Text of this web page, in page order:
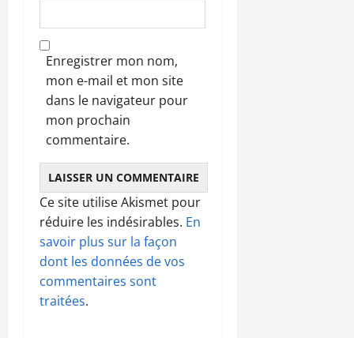
Enregistrer mon nom,
mon e-mail et mon site
dans le navigateur pour
mon prochain
commentaire.
Ce site utilise Akismet pour
réduire les indésirables. En
savoir plus sur la façon
dont les données de vos
commentaires sont
traitées.